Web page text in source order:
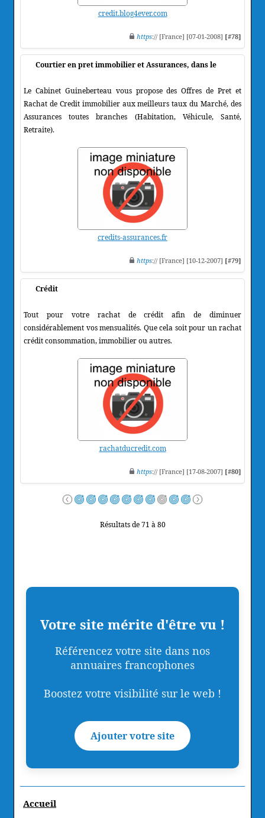
credit.blog4ever.com
https:// [France] [07-01-2008] [#78]
Courtier en pret immobilier et Assurances, dans le
Le Cabinet Guineberteau vous propose des Offres de Pret et
Rachat de Credit immobilier aux meilleurs taux du Marché, des
Assurances toutes branches (Habitation, Véhicule, Santé,
Retraite).
credits-assurances.fr
https:// [France] [10-12-2007] [#79]
Crédit
Tout pour votre rachat de crédit afin de diminuer
considérablement vos mensualités. Que cela soit pour un rachat
crédit consommation, immobilier ou autres.
rachatducredit.com
https:// [France] [17-08-2007] [#80]
Résultats de 71 à 80
Votre site mérite d'être vu !
Référencez votre site dans nos
annuaires francophones
Boostez votre visibilité sur le web !
Ajouter votre site
Accueil